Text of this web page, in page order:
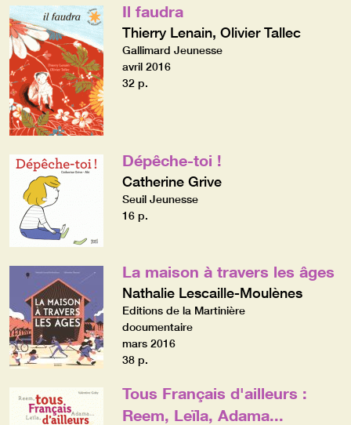
Il faudra
Thierry Lenain, Olivier Tallec
Gallimard Jeunesse
avril 2016
32 p.
Dépêche-toi !
Catherine Grive
Seuil Jeunesse
16 p.
La maison à travers les âges
Nathalie Lescaille-Moulènes
Editions de la Martinière
documentaire
mars 2016
38 p.
Tous Français d'ailleurs :
Reem, Leïla, Adama...